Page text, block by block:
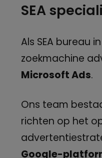
SEA
Als SEA bureau
zoekmachine
Microsoft Ads.
Ons team
richten op het
Google-